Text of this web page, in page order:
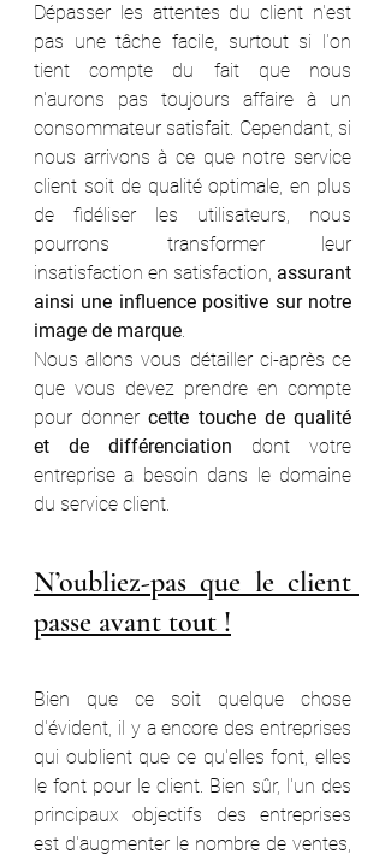
Dépasser les attentes du client n'est
pas une tâche facile, surtout si l'on
tient compte du fait que nous
n'aurons pas toujours affaire à un
consommateur satisfait. Cependant, si
nous arrivons à ce que notre service
client soit de qualité optimale, en plus
de fidéliser les utilisateurs, nous
pourrons transformer leur
insatisfaction en satisfaction, assurant
ainsi une influence positive sur notre
image de marque.
Nous allons vous détailler ci-après ce
que vous devez prendre en compte
pour donner cette touche de qualité
et de différenciation dont votre
entreprise a besoin dans le domaine
du service client.
N’oubliez-pas que le client
passe avant tout !
Bien que ce soit quelque chose
d'évident, il y a encore des entreprises
qui oublient que ce qu'elles font, elles
le font pour le client. Bien sûr, l'un des
principaux objectifs des entreprises
est d'augmenter le nombre de ventes,